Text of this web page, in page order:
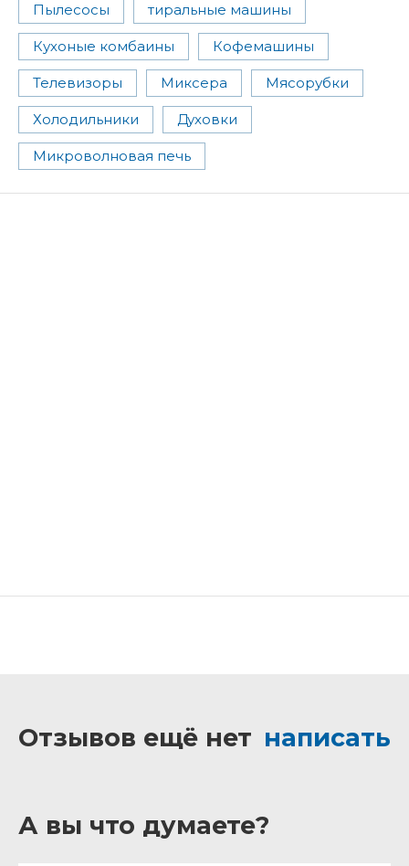
Пылесосы тиральные машины
Кухоные комбаины Кофемашины
Телевизоры Миксера Мясорубки
Холодильники Духовки
Микроволновая печь
Отзывов ещё нет написать
А вы что думаете?